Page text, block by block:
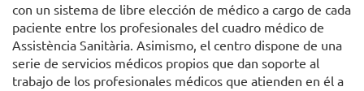
con un sistema de libre elección de médico a cargo de cada
paciente entre los profesionales del cuadro médico de
Assistència Sanitària. Asimismo, el centro dispone de una
serie de servicios médicos propios que dan soporte al
trabajo de los profesionales médicos que atienden en él a